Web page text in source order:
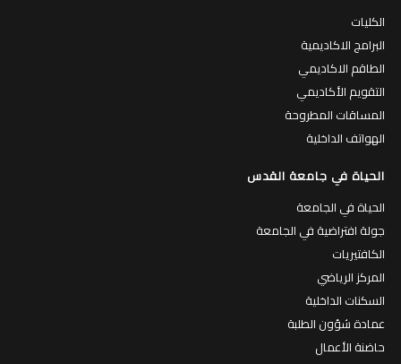
الكليات
البرامج الاكاديمية
الطاقم الاكاديمي
التقويم الأكاديمي
المساقات المطروحة
الهواتف الداخلية
الحياة في جامعة القدس
جولة افتراضية في الجامعة
الكافتيريات
المركز الرياضي
السكنات الداخلية
عمادة شؤون الطلبة
حاضنة الأعمال